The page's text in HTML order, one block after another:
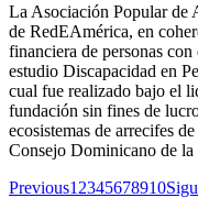
La Asociación Popular de
de RedEAmérica, en
financiera de personas
estudio Discapacidad en
cual fue realizado bajo el
fundación sin fines de
ecosistemas de arrecifes
Consejo Dominicano de
Previous1 2345678910